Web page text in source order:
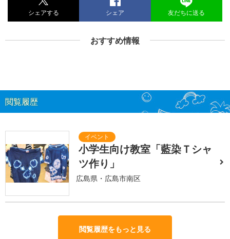
シェアする シェア 友だちに送る
おすすめ情報
閲覧履歴
小学生向け教室「藍染Ｔシャ
ツ作り」
広島県・広島市南区
閲覧履歴をもっと見る